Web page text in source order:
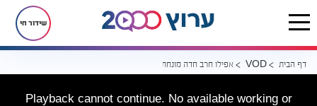
שידור חי
דף הבית VOD אפילו חרב חדה מונחת על צוארו של אדם
Playback cannot continue. No available working or